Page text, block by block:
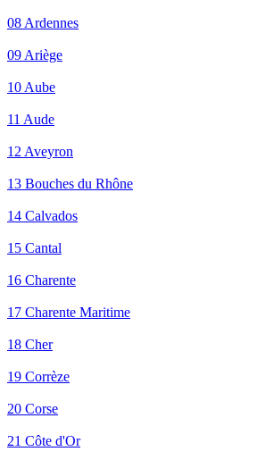
08 Ardennes
09 Ariège
10 Aube
11 Aude
12 Aveyron
13 Bouches du Rhône
14 Calvados
15 Cantal
16 Charente
17 Charente Maritime
18 Cher
19 Corrèze
20 Corse
21 Côte d'Or